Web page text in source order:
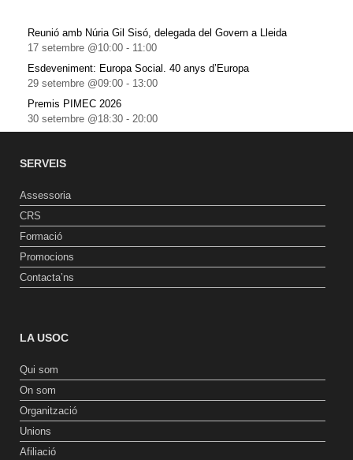
Reunió amb Núria Gil Sisó, delegada del Govern a Lleida
17 setembre @10:00 - 11:00
Esdeveniment: Europa Social. 40 anys d’Europa
29 setembre @09:00 - 13:00
Premis PIMEC 2026
30 setembre @18:30 - 20:00
SERVEIS
Assessoria
CRS
Formació
Promocions
Contacta’ns
LA USOC
Qui som
On som
Organització
Unions
Afiliació